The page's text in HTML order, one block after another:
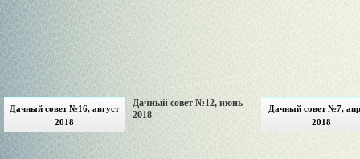
Дачный совет №16, август
2018
Дачный совет №12, июнь
2018
Дачный совет №7,
2018